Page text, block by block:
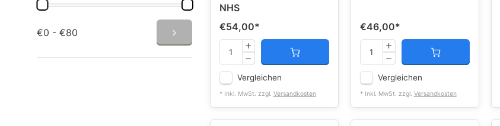
€0 - €80
NHS
€54,00*
Vergleichen
* Inkl. MwSt. zzgl. Versandkosten
€46,00*
Vergleichen
* Inkl. MwSt. zzgl. Versandkosten